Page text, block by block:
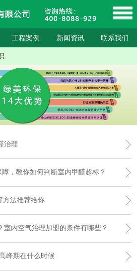
工程案例 新闻资讯 联系我们
治理
，教你如何判断室内甲醛超标？
方法推荐给你
室内空气治理加盟的条件有哪些？
峰期在什么时候